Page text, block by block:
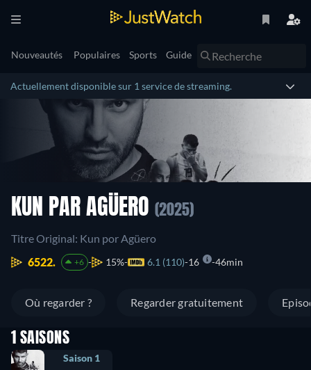
Nouveautés Populaires Sports Guide
Actuellement disponible sur 1 service de streaming.
KUN PAR AGÜERO (2025)
Titre Original: Kun por Agüero
6522.
+6 15% 6.1 (110) 16 46min
Où regarder ? Regarder gratuitement
1 SAISONS
Saison 1